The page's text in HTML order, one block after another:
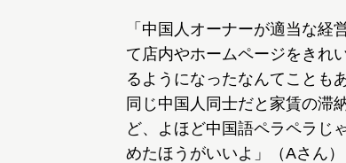
「中国人オーナーが適当な
て店内やホームページをきれ
るようになったなんてことも
同じ中国人同士だと家賃の滞
ど、よほど中国語ペラペラじ
めたほうがいいよ」（Aさん）